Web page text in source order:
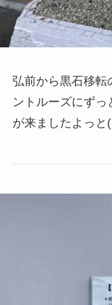
弘前から黒石移転
ントルーズにずっ
が来ましたよっと